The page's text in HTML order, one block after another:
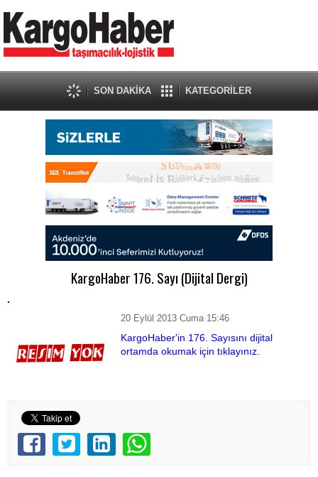
SON DAKİKA KATEGORİLER
KargoHaber 176. Sayı (Dijital Dergi)
.
20 Eylül 2013 Cuma 15:46
KargoHaber'in 176. Sayısını dijital
ortamda okumak için tıklayınız.